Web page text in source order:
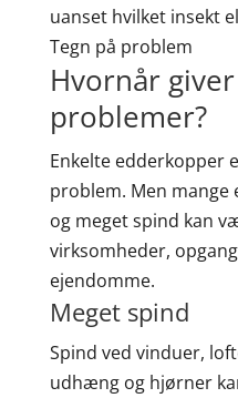
uanset hvilket insekt
Tegn på problem
Hvornår
problemer?
Enkelte edderkopper
problem. Men
og meget spind kan
virksomheder,
ejendomme.
Meget spind
Spind ved vinduer,
udhæng og hjørner